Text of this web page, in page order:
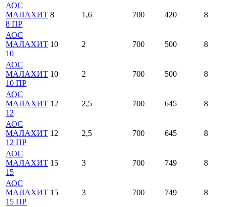
АОС
МАЛАХИТ
8 ПР
8 1,6 700 420 8
АОС
МАЛАХИТ
10
10 2 700 500 8
АОС
МАЛАХИТ
10 ПР
10 2 700 500 8
АОС
МАЛАХИТ
12
12 2,5 700 645 8
АОС
МАЛАХИТ
12 ПР
12 2,5 700 645 8
АОС
МАЛАХИТ
15
15 3 700 749 8
АОС
МАЛАХИТ
15 ПР
15 3 700 749 8